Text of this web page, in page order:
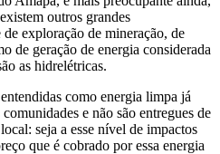
outros grandes
exploração de mineração, de
de geração de energia considerada
as hidrelétricas.
como energia limpa já
e não são entregues de
seja a esse nível de impactos
que é cobrado por essa energia